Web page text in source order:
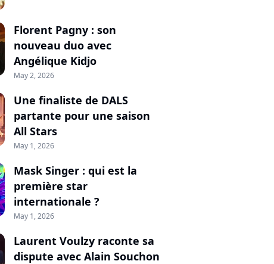
Florent Pagny : son
nouveau duo avec
Angélique Kidjo
May 2, 2026
Une finaliste de DALS
partante pour une saison
All Stars
May 1, 2026
Mask Singer : qui est la
première star
internationale ?
May 1, 2026
Laurent Voulzy raconte sa
dispute avec Alain Souchon